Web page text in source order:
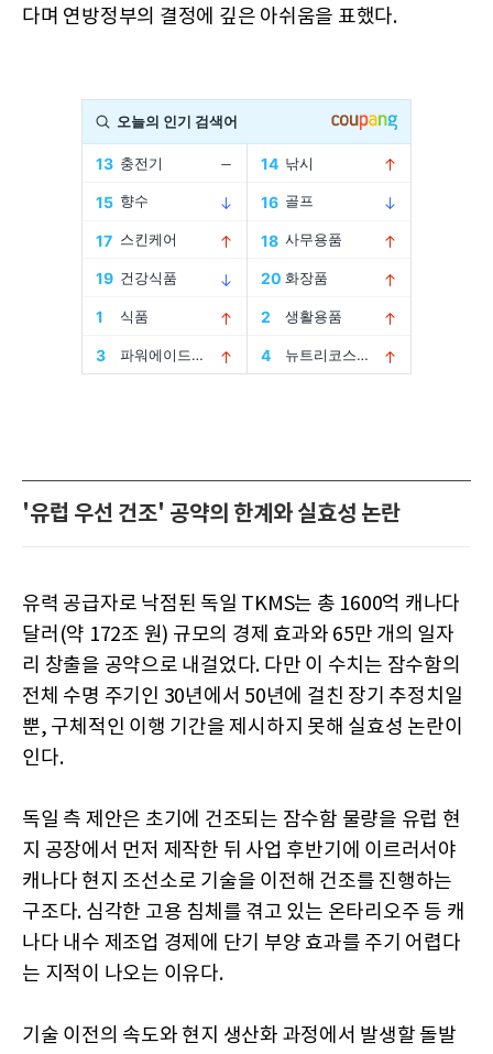
다며 연방정부의 결정에 깊은 아쉬움을 표했다.
'유럽 우선 건조' 공약의 한계와 실효성 논란
유력 공급자로 낙점된 독일 TKMS는 총 1600억 캐나다
달러(약 172조 원) 규모의 경제 효과와 65만 개의 일자
리 창출을 공약으로 내걸었다. 다만 이 수치는 잠수함의
전체 수명 주기인 30년에서 50년에 걸친 장기 추정치일
뿐, 구체적인 이행 기간을 제시하지 못해 실효성 논란이
인다.
독일 측 제안은 초기에 건조되는 잠수함 물량을 유럽 현
지 공장에서 먼저 제작한 뒤 사업 후반기에 이르러서야
캐나다 현지 조선소로 기술을 이전해 건조를 진행하는
구조다. 심각한 고용 침체를 겪고 있는 온타리오주 등 캐
나다 내수 제조업 경제에 단기 부양 효과를 주기 어렵다
는 지적이 나오는 이유다.
기술 이전의 속도와 현지 생산화 과정에서 발생할 돌발